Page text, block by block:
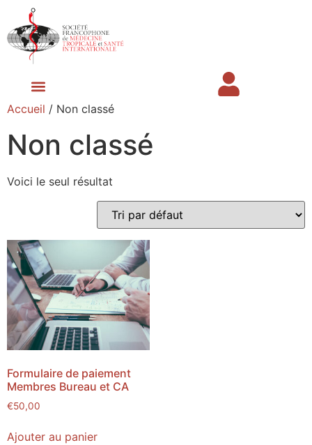
Accueil / Non classé
Non classé
Voici le seul résultat
Formulaire de paiement
Membres Bureau et CA
€50,00
Ajouter au panier